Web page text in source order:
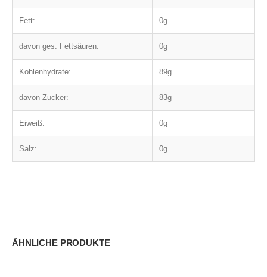
Fett: 0g
davon ges. Fettsäuren: 0g
Kohlenhydrate: 89g
davon Zucker: 83g
Eiweiß: 0g
Salz: 0g
ÄHNLICHE PRODUKTE